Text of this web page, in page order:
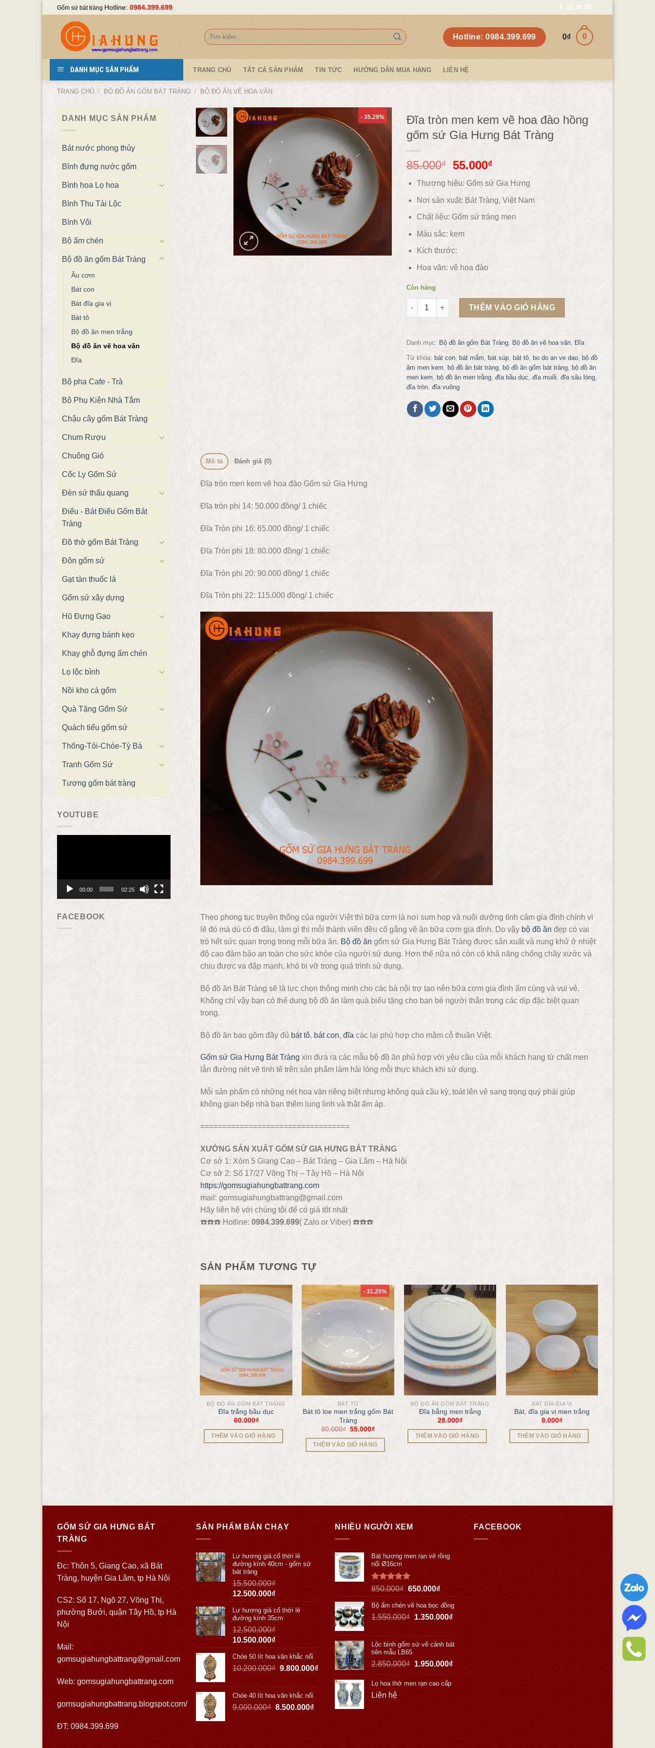
Skip
content
Gốm sứ bát tràng Hotline: 0984.399.699
Tìm
kiếm:
Hotline: 0984.399.699 0₫ 0
DANH MỤC SẢN PHẨM TRANG CHỦ TẤT CẢ SẢN PHẨM TIN TỨC HƯỚNG DẪN MUA HÀNG LIÊN HỆ
TRANG CHỦ / BỘ ĐỒ ĂN GỐM BÁT TRÀNG / BỘ ĐỒ ĂN VẼ HOA VĂN
DANH MỤC SẢN PHẨM
Bát nước phong thủy
Bình đựng nước gốm
Bình hoa Lọ hoa
Bình Thu Tài Lộc
Bình Vôi
Bộ ấm chén
Bộ đồ ăn gốm Bát Tràng
Âu cơm
Bát con
Bát đĩa gia vị
Bát tô
Bộ đồ ăn men trắng
Bộ đồ ăn vẽ hoa văn
Đĩa
Bộ pha Cafe - Trà
Bộ Phụ Kiện Nhà Tắm
Chậu cây gốm Bát Tràng
Chum Rượu
Chuông Gió
Cốc Ly Gốm Sứ
Đèn sứ thấu quang
Điếu - Bát Điếu Gốm Bát
Tràng
Đồ thờ gốm Bát Tràng
Đôn gốm sứ
Gạt tàn thuốc lá
Gốm sứ xây dựng
Hũ Đựng Gạo
Khay đựng bánh kẹo
Khay ghỗ đựng ấm chén
Lọ lộc bình
Nồi kho cá gốm
Quà Tặng Gốm Sứ
Quách tiểu gốm sứ
Thống-Tỏi-Chóe-Tỳ Bà
Tranh Gốm Sứ
Tượng gốm bát tràng
YOUTUBE
00:00 02:25
FACEBOOK
- 35.29%
Đĩa tròn men kem vẽ hoa đào hồng
gốm sứ Gia Hưng Bát Tràng
85.000₫ 55.000₫
Thương hiệu: Gốm sứ Gia Hưng
Nơi sản xuất: Bát Tràng, Việt Nam
Chất liệu: Gốm sứ tráng men
Màu sắc: kem
Kích thước:
Hoa văn: vẽ hoa đào
Còn hàng
Đĩa tròn men kem vẽ hoa đào hồng gốm sứ Gia Hưng Bát Tràng số lượng
THÊM VÀO GIỎ HÀNG
Danh mục: Bộ đồ ăn gốm Bát Tràng, Bộ đồ ăn vẽ hoa văn, Đĩa
Từ khóa: bát con, bát mắm, bát súp, bát tô, bo do an ve dao, bộ đồ
ăm men kem, bộ đồ ăn bát tràng, bộ đồ ăn gốm bát tràng, bộ đồ ăn
men kem, bộ đồ ăn men trằng, đĩa bầu dục, đĩa muối, đĩa sâu lòng,
đĩa tròn, đĩa vuông
Mô tả Đánh giá (0)
Đĩa tròn men kem vẽ hoa đào Gốm sứ Gia Hưng
Đĩa tròn phi 14: 50.000 đồng/ 1 chiếc
Đĩa Tròn phi 16: 65.000 đồng/ 1 chiếc
Đĩa Tròn phi 18: 80.000 đồng/ 1 chiếc
Đĩa Tròn phi 20: 90.000 đồng/ 1 chiếc
Đĩa Tròn phi 22: 115.000 đồng/ 1 chiếc
Theo phong tục truyền thống của người Việt thì bữa cơm là nơi sum họp và nuôi dưỡng tình cảm gia đình chính vì
lẽ đó mà dù có đi đâu, làm gì thì mỗi thành viên đều cố gắng về ăn bữa cơm gia đình. Do vậy bộ đồ ăn đẹp có vai
trò hết sức quan trọng trong mỗi bữa ăn. Bộ đồ ăn gốm sứ Gia Hưng Bát Tràng được sản xuất và nung khử ở nhiệt
độ cao đảm bảo an toàn cho sức khỏe của người sử dụng. Hơn thế nữa nó còn có khả năng chống chầy xước và
chịu được va đập mạnh, khó bị vỡ trong quá trình sử dụng.
Bộ đồ ăn Bát Tràng sẽ là lực chọn thông minh cho các bà nội trợ tạo nên bữa cơm gia đình ấm cúng và vui vẻ.
Không chỉ vậy bạn có thể dung bộ đồ ăn làm quà biếu tặng cho bạn bè người thân trong các dịp đặc biệt quan
trọng.
Bộ đồ ăn bao gồm đầy đủ bát tô, bát con, đĩa các lại phù hợp cho mâm cỗ thuần Việt.
Gốm sứ Gia Hưng Bát Tràng xin đưa ra các mẫu bộ đồ ăn phù hợp với yêu cầu của mỗi khách hang từ chất men
lẫn đường nét vẽ tinh tế trên sản phẩm làm hài lòng mỗi thực khách khi sử dụng.
Mỗi sản phẩm có những nét hoa văn riêng biệt nhưng không quá cầu kỳ, toát lên vẻ sang trọng quý phái giúp
không gian bếp nhà bạn thêm lung linh và thật ấm áp.
==================================
XƯỞNG SẢN XUẤT GỐM SỨ GIA HƯNG BÁT TRÀNG
Cơ sở 1: Xóm 5 Giang Cao – Bát Tràng – Gia Lâm – Hà Nội
Cơ sở 2: Số 17/27 Võng Thị – Tây Hồ – Hà Nội
https://gomsugiahungbattrang.com
mail: gomsugiahungbattrang@gmail.com
Hãy liên hệ với chúng tôi để có giá tốt nhất
☎️☎️☎️Hotline: 0984.399.699( Zalo or Viber) ☎️☎️☎️
SẢN PHẨM TƯƠNG TỰ
BỘ ĐỒ ĂN GỐM BÁT TRÀNG
Đĩa trắng bầu dục
60.000₫
THÊM VÀO GIỎ HÀNG
- 31.25%
BÁT TÔ
Bát tô loe men trắng gốm Bát
Tràng
80.000₫ 55.000₫
THÊM VÀO GIỎ HÀNG
BỘ ĐỒ ĂN GỐM BÁT TRÀNG
Đĩa bằng men trắng
28.000₫
THÊM VÀO GIỎ HÀNG
BÁT ĐĨA GIA VỊ
Bát, đĩa gia vị men trắng
8.000₫
THÊM VÀO GIỎ HÀNG
GỐM SỨ GIA HƯNG BÁT
TRÀNG
Đc: Thôn 5, Giang Cao, xã Bát
Tràng, huyện Gia Lâm, tp Hà Nội
CS2: Số 17, Ngõ 27, Võng Thị,
phường Bưởi, quận Tây Hồ, tp Hà
Nội
Mail:
gomsugiahungbattrang@gmail.com
Web:gomsugiahungbattrang.com
gomsugiahungbattrang.blogspot.com/
ĐT: 0984.399.699
SẢN PHẨM BÁN CHẠY
Lư hương giả cổ thời lê
đường kính 40cm - gốm sứ
bát tràng
15.500.000₫
12.500.000₫
Lư hương giả cổ thời lê
đường kính 35cm
12.500.000₫
10.500.000₫
Chóe 50 lít hoa văn khắc nổi
10.200.000₫ 9.800.000₫
Chóe 40 lít hoa văn khắc nổi
9.000.000₫ 8.500.000₫
NHIỀU NGƯỜI XEM
Bát hương men rạn vẽ rồng
nổi Ø16cm
Được xếp
hạng5.00
5 sao
850.000₫ 650.000₫
Bộ ấm chén vẽ hoa bọc đồng
1.550.000₫ 1.350.000₫
Lộc bình gốm sứ vẽ cảnh bát
tiên mẫu LB65
2.850.000₫ 1.950.000₫
Lọ hoa thờ men rạn cao cấp
Liên hệ
FACEBOOK